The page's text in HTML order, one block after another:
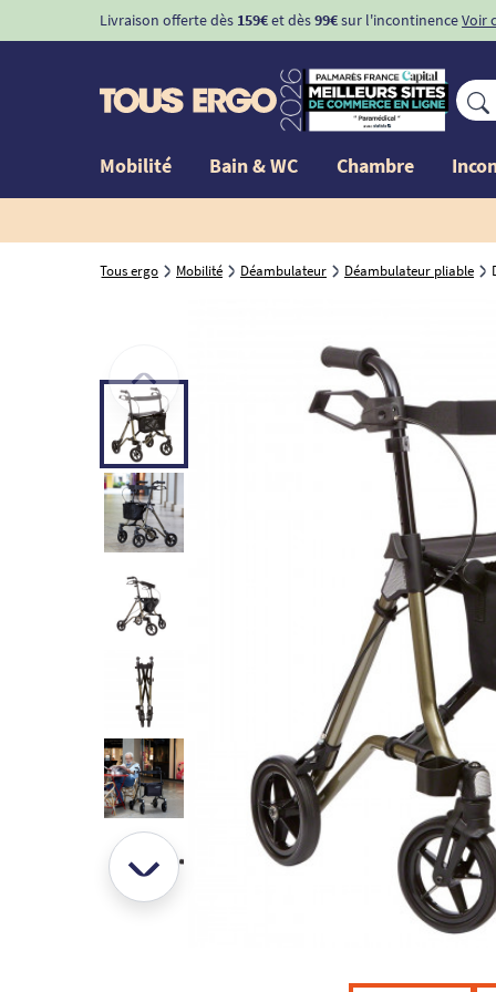
Livraison offerte dès 159€et dès99€sur l'incontinenceVoir
Mobilité Bain & WC Chambre
Tous ergo Mobilité Déambulateur Déambulateur pliable